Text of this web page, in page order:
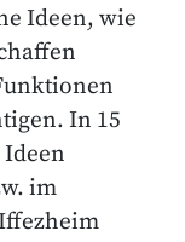
Ideen, wie
In 15
im